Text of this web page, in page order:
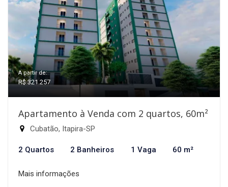
A partir de:
R$ 321.257
Apartamento à Venda com 2 quartos, 60m²
Cubatão, Itapira-SP
2 Quartos 2 Banheiros 1 Vaga 60 m²
Mais informações